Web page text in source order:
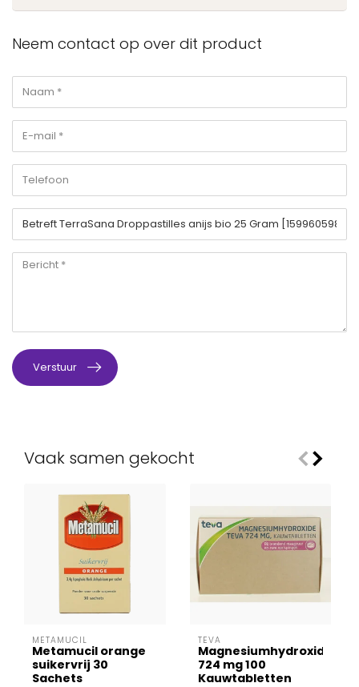
Neem contact op over dit product
Verstuur
Vaak samen gekocht
METAMUCIL
Metamucil orange
suikervrij 30
Sachets
TEVA
Magnesiumhydroxide
724 mg 100
Kauwtabletten